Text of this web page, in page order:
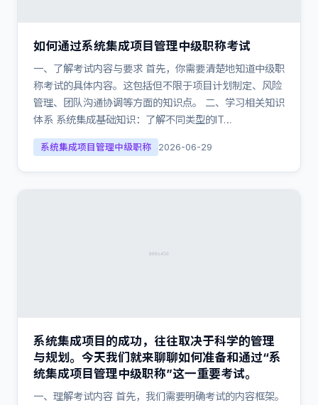
如何通过系统集成项目管理中级职称考试
一、了解考试内容与要求 首先，你需要清楚地知道中级职
称考试的具体内容。这包括但不限于项目计划制定、风险
管理、团队沟通协调等方面的知识点。 二、学习相关知识
体系 系统集成基础知识：了解不同类型的IT…
系统集成项目管理中级职称 2026-06-29
系统集成项目的成功，往往取决于科学的管理
与规划。今天我们就来聊聊如何准备和通过“系
统集成项目管理中级职称”这一重要考试。
一、理解考试内容 首先，我们需要明确考试的内容框架。